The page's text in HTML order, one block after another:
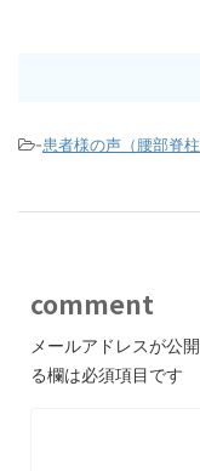
-患者様の声（腰部脊柱
comment
メールアドレスが公
る欄は必須項目です